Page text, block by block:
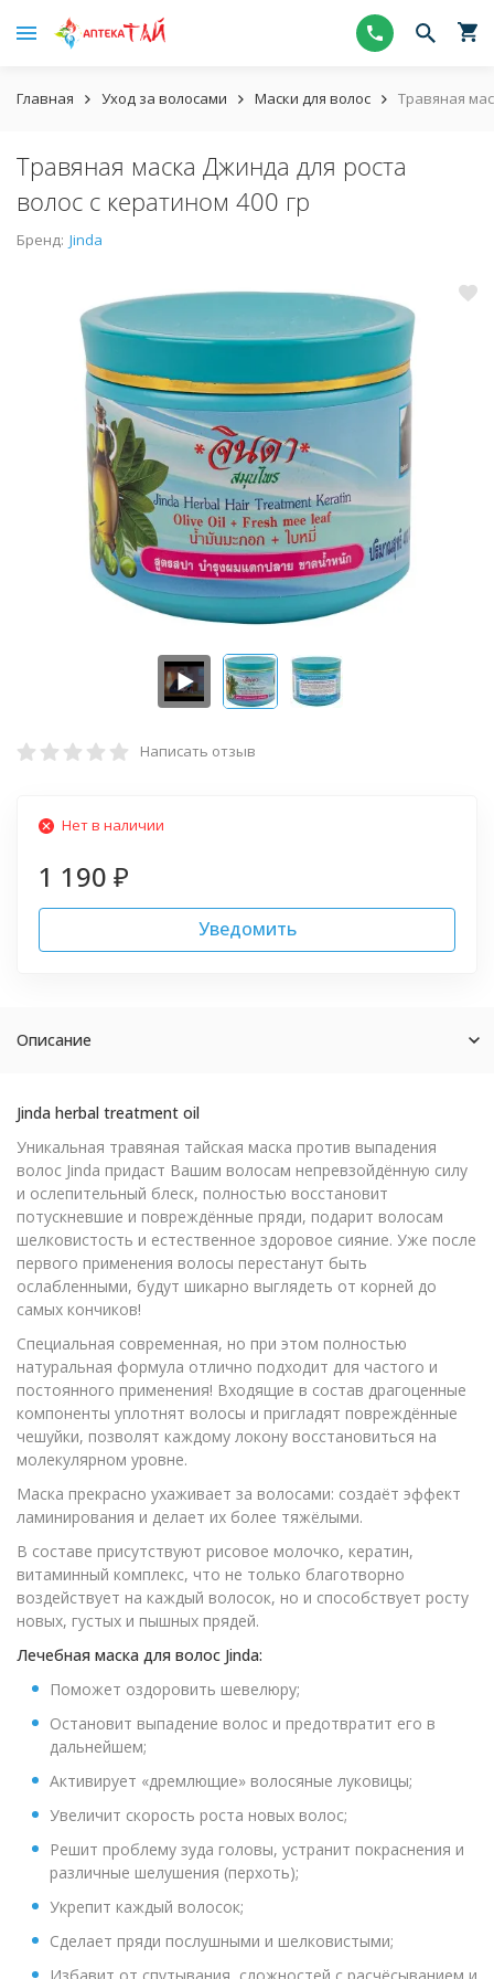
Главная Уход за волосами Маски для волос Травяная
Травяная маска Джинда для роста
волос с кератином 400 гр
Бренд: Jinda
Написать отзыв
Нет в наличии
1 190 ₽
Уведомить
Описание
Jinda herbal treatment oil
Уникальная травяная тайская маска против выпадения
волос Jinda придаст Вашим волосам непревзойдённую силу
и ослепительный блеск, полностью восстановит
потускневшие и повреждённые пряди, подарит волосам
шелковистость и естественное здоровое сияние. Уже после
первого применения волосы перестанут быть
ослабленными, будут шикарно выглядеть от корней до
самых кончиков!
Специальная современная, но при этом полностью
натуральная формула отлично подходит для частого и
постоянного применения! Входящие в состав драгоценные
компоненты уплотнят волосы и пригладят повреждённые
чешуйки, позволят каждому локону восстановиться на
молекулярном уровне.
Маска прекрасно ухаживает за волосами: создаёт эффект
ламинирования и делает их более тяжёлыми.
В составе присутствуют рисовое молочко, кератин,
витаминный комплекс, что не только благотворно
воздействует на каждый волосок, но и способствует росту
новых, густых и пышных прядей.
Лечебная маска для волос Jinda:
Поможет оздоровить шевелюру;
Остановит выпадение волос и предотвратит его в
дальнейшем;
Активирует «дремлющие» волосяные луковицы;
Увеличит скорость роста новых волос;
Решит проблему зуда головы, устранит покраснения и
различные шелушения (перхоть);
Укрепит каждый волосок;
Сделает пряди послушными и шелковистыми;